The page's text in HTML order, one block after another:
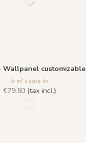
Wallpanel customizable
le m² à partir de
€79.50(tax incl.)